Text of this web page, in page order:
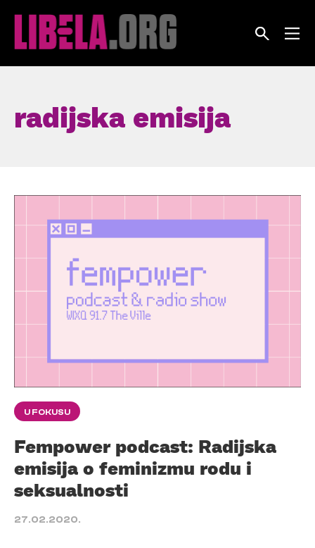
radijska emisija
U FOKUSU
Fempower podcast: Radijska
emisija o feminizmu rodu i
seksualnosti
27.02.2020.